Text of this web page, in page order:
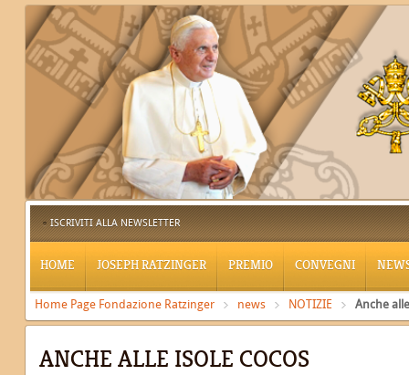
ISCRIVITI ALLA NEWSLETTER
HOME JOSEPH RATZINGER PREMIO CONVEGNI
Home Page Fondazione Ratzinger news NOTIZIE Anche
ANCHE ALLE ISOLE COCOS